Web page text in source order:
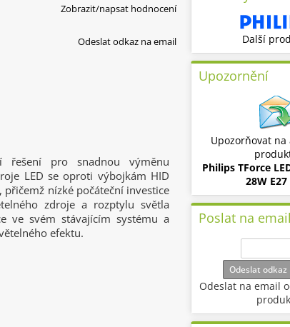
Zobrazit/napsat hodnocení
Odeslat odkaz na email
řešení pro snadnou výměnu
LED se oproti výbojkám HID
nízké počáteční investice
zdroje a rozptylu světla
ve svém stávajícím systému a
efektu.
Další
Upozornění
Upozorňovat na
Philips TForce
28W E27
Poslat na email
Odeslat odkaz
Odeslat na email